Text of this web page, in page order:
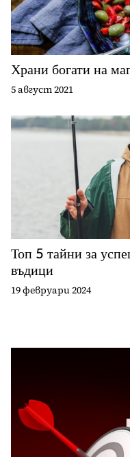
Храни богати на
5 август 2021
Топ 5 тайни за
въдици
19 февруари 2024